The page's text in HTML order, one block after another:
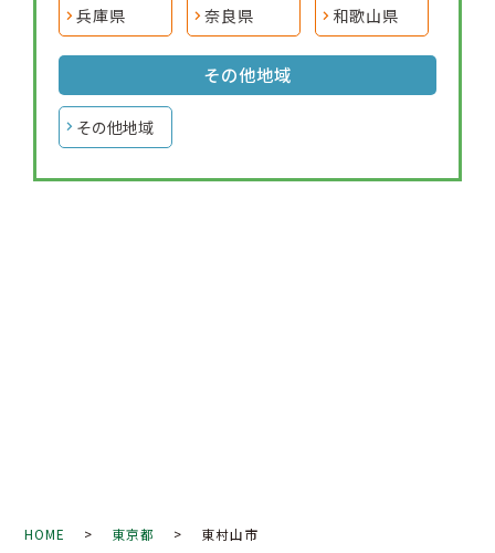
兵庫県 奈良県 和歌山県
その他地域
その他地域
HOME > 東京都 > 東村山市